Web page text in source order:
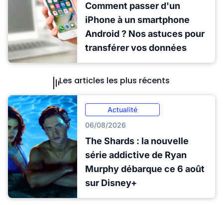
Comment passer d'un
iPhone à un smartphone
Android ? Nos astuces pour
transférer vos données
Les articles les plus récents
Actualité
06/08/2026
The Shards : la nouvelle
série addictive de Ryan
Murphy débarque ce 6 août
sur Disney+